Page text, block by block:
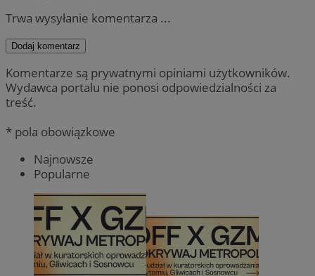
Trwa wysyłanie komentarza ...
Dodaj komentarz
Komentarze są prywatnymi opiniami użytkowników.
Wydawca portalu nie ponosi odpowiedzialności za
treść.
* pola obowiązkowe
Najnowsze
Popularne